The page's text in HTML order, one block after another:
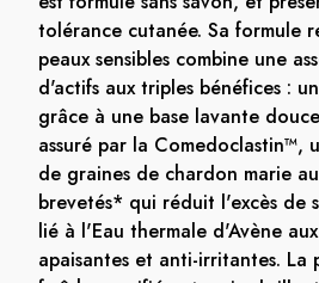
tolérance cutanée. Sa formule
peaux sensibles combine une
d'actifs aux triples bénéfices :
grâce à une base lavante
assuré par la Comedoclastin™,
de graines de chardon marie
brevetés* qui réduit l'excès de
lié à l'Eau thermale d'Avène
apaisantes et anti-irritantes. La